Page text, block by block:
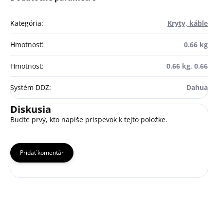
Kategória: Kryty, káble
Hmotnosť: 0.66 kg
Hmotnosť: 0.66 kg, 0.66
Systém DDZ: Dahua
Diskusia
Buďte prvý, kto napíše príspevok k tejto položke.
Pridať komentár